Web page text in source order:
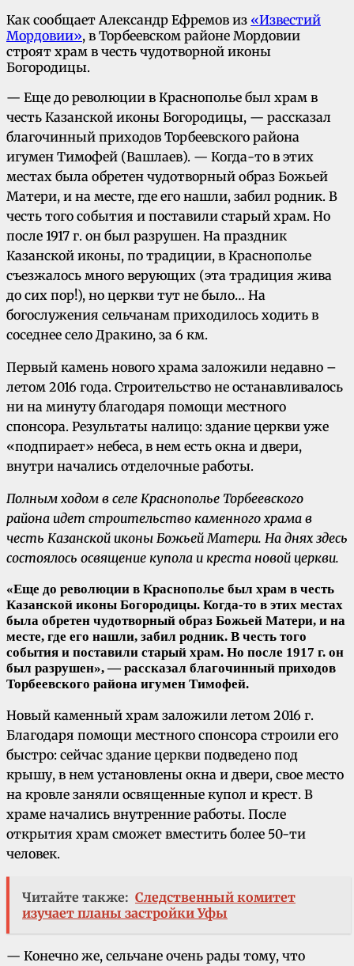
Как сообщает Александр Ефремов из «Известий
Мордовии», в Торбеевском районе Мордовии
строят храм в честь чудотворной иконы
Богородицы.
— Еще до революции в Краснополье был храм в
честь Казанской иконы Богородицы, — рассказал
благочинный приходов Торбеевского района
игумен Тимофей (Вашлаев). — Когда-то в этих
местах была обретен чудотворный образ Божьей
Матери, и на месте, где его нашли, забил родник. В
честь того события и поставили старый храм. Но
после 1917 г. он был разрушен. На праздник
Казанской иконы, по традиции, в Краснополье
съезжалось много верующих (эта традиция жива
до сих пор!), но церкви тут не было… На
богослужения сельчанам приходилось ходить в
соседнее село Дракино, за 6 км.
Первый камень нового храма заложили недавно –
летом 2016 года. Строительство не останавливалось
ни на минуту благодаря помощи местного
спонсора. Результаты налицо: здание церкви уже
«подпирает» небеса, в нем есть окна и двери,
внутри начались отделочные работы.
Полным ходом в селе Краснополье Торбеевского
района идет строительство каменного храма в
честь Казанской иконы Божьей Матери. На днях здесь
состоялось освящение купола и креста новой церкви.
«Еще до революции в Краснополье был храм в честь
Казанской иконы Богородицы. Когда-то в этих местах
была обретен чудотворный образ Божьей Матери, и на
месте, где его нашли, забил родник. В честь того
события и поставили старый храм. Но после 1917 г. он
был разрушен», — рассказал благочинный приходов
Торбеевского района игумен Тимофей.
Новый каменный храм заложили летом 2016 г.
Благодаря помощи местного спонсора строили его
быстро: сейчас здание церкви подведено под
крышу, в нем установлены окна и двери, свое место
на кровле заняли освященные купол и крест. В
храме начались внутренние работы. После
открытия храм сможет вместить более 50-ти
человек.
Читайте также: Следственный комитет
изучает планы застройки Уфы
— Конечно же, сельчане очень рады тому, что